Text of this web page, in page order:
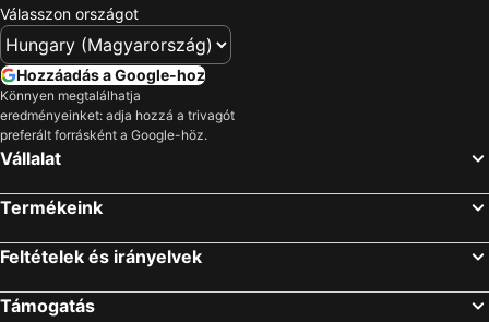
Válasszon országot
Hozzáadás a Google-hoz
Könnyen megtalálhatja
eredményeinket: adja hozzá a trivagót
preferált forrásként a Google-höz.
Vállalat
Termékeink
Feltételek és irányelvek
Támogatás